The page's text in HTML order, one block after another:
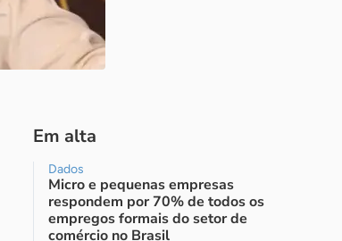
Em alta
Dados
Micro e pequenas empresas
respondem por 70% de todos os
empregos formais do setor de
comércio no Brasil